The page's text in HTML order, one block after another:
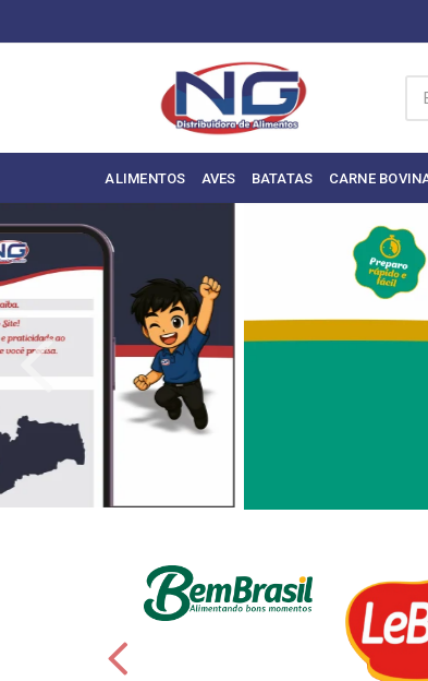
ALIMENTOS AVES BATATAS CARNE